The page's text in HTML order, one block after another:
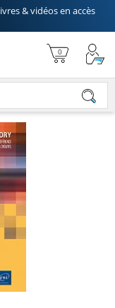
& vidéos en accès